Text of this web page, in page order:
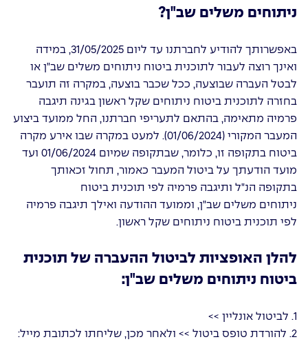
ניתוחים משלים שב"ן?
באפשרותך להודיע לחברתנו עד ליום 31/05/2025, במידה
ואינך רוצה לעבור לתוכנית ביטוח ניתוחים משלים שב"ן או
לבטל העברה שבוצעה, ככל שכבר בוצעה, במקרה זה תועבר
בחזרה לתוכנית ביטוח ניתוחים שקל ראשון בגינה תיגבה
פרמיה מתאימה, בהתאם לתעריפי חברתנו, החל ממועד ביצוע
המעבר המקורי (01/06/2024). למעט במקרה שבו אירע מקרה
ביטוח בתקופה זו, כלומר, שבתקופה שמיום 01/06/2024 ועד
מועד הודעתך על ביטול המעבר כאמור, תחול זכאותך
בתקופה הנ"ל ותיגבה פרמיה לפי תוכנית ביטוח
ניתוחים משלים שב"ן, וממועד ההודעה ואילך תיגבה פרמיה
לפי תוכנית ביטוח ניתוחים שקל ראשון.
להלן האופציות לביטול ההעברה של תוכנית
ביטוח ניתוחים משלים שב"ן:
1. לביטול אונליין >>
2. להורדת טופס ביטול >> ולאחר מכן, שליחתו לכתובת מייל: